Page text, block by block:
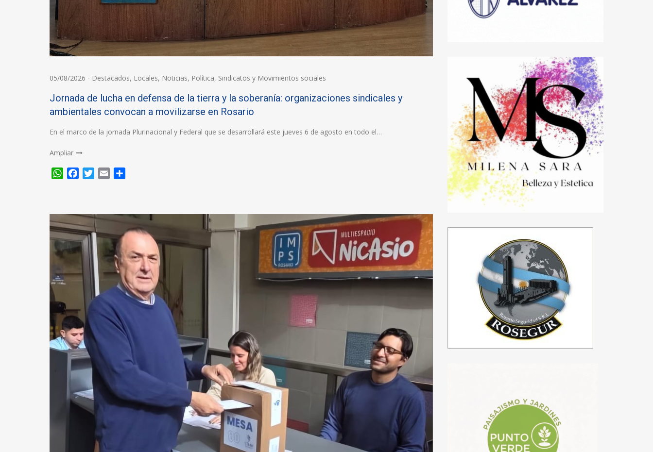
05/08/2026 - Destacados, Locales, Noticias, Política, Sindicatos y Movimientos sociales
Jornada de lucha en defensa de la tierra y la soberanía: organizaciones sindicales y
ambientales convocan a movilizarse en Rosario
En el marco de la jornada Plurinacional y Federal que se desarrollará este jueves 6 de agosto en todo el…
Ampliar
WhatsApp
FacebookTwitter
Email